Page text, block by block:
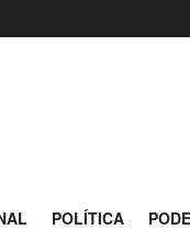
POLÍTICA